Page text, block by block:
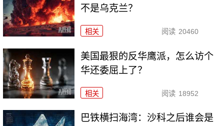
不是乌克兰？
相关 阅读 20460
美国最狠的反华鹰派，怎么访个
华还委屈上了？
相关 阅读 18952
巴铁横扫海湾：沙科之后谁会是